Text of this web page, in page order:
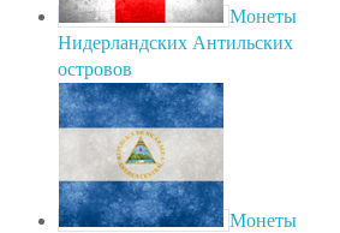
Монеты
Нидерландских Антильских
островов
Монеты